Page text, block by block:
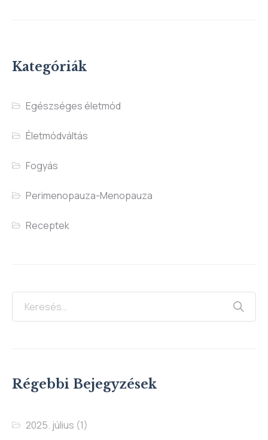
Kategóriák
Egészséges életmód
Életmódváltás
Fogyás
Perimenopauza-Menopauza
Receptek
Régebbi Bejegyzések
2025. július (1)